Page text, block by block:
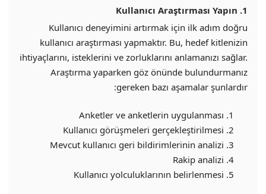
1. Kullanıcı Araştırması Yapın
Kullanıcı deneyimini artırmak için ilk adım doğru
kullanıcı araştırması yapmaktır. Bu, hedef kitlenizin
ihtiyaçlarını, isteklerini ve zorluklarını anlamanızı sağlar.
Araştırma yaparken göz önünde bulundurmanız
gereken bazı aşamalar şunlardır:
Anketler ve anketlerin uygulanması
Kullanıcı görüşmeleri gerçekleştirilmesi
Mevcut kullanıcı geri bildirimlerinin analizi
Rakip analizi
Kullanıcı yolculuklarının belirlenmesi